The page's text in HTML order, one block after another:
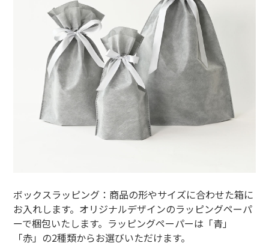
ボックスラッピング：商品の形やサイズに合わせた箱に
お入れします。オリジナルデザインのラッピングペーパ
ーで梱包いたします。ラッピングペーパーは「青」
「赤」の2種類からお選びいただけます。